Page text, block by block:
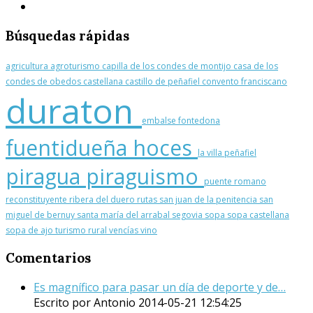
Búsquedas rápidas
agricultura agroturismo capilla de los condes de montijo casa de los
condes de obedos castellana castillo de peñafiel convento franciscano
duraton embalsefontedona
fuentidueña hoces la villa peñafiel
piragua piraguismo
puente romano
reconstituyente ribera del duero rutas san juan de la penitencia san
miguel de bernuy santa maría del arrabal segovia sopa sopa castellana
sopa de ajo turismo rural vencíasvino
Comentarios
Es magnífico para pasar un día de deporte y de…
Escrito por Antonio 2014-05-21 12:54:25